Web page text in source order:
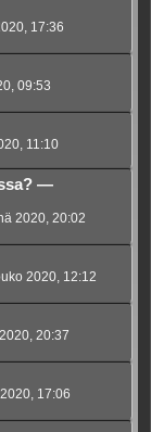
17:36
09:53
11:10
—
2020, 20:02
2020, 12:12
20:37
17:06